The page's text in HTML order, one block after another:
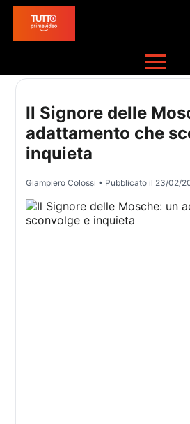
Il Signore delle
adattamento che
inquieta
Giampiero Colossi • Pubblicato il 23/02/